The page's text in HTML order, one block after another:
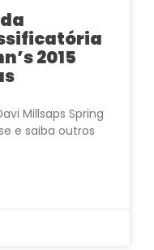
2015
Millsaps Spring
e saiba outros